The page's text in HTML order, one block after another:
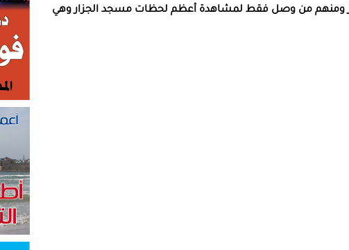
ومنهم من وصل فقط لمشاهدة أعظم لحظات مسجد الجزار وهي